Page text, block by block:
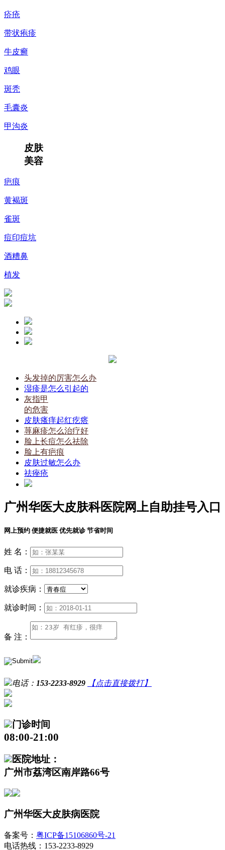
疥疮
带状疱疹
牛皮癣
鸡眼
斑秃
毛囊炎
甲沟炎
皮肤
美容
疤痕
黄褐斑
雀斑
痘印痘坑
酒糟鼻
植发
头发掉的厉害怎么办
湿疹是怎么引起的
灰指甲
的危害
皮肤瘙痒起红疙瘩
荨麻疹怎么治疗好
脸上长痘怎么祛除
脸上有疤痕
皮肤过敏怎么办
祛痤疮
广州华医大皮肤科医院网上自助挂号入口
网上预约 便捷就医 优先就诊 节省时间
姓 名：
电 话：
就诊疾病：
就诊时间：
备 注：
电话： 153-2233-8929 【点击直接拨打】
门诊时间
08:00-21:00
医院地址：
广州市荔湾区南岸路66号
广州华医大皮肤病医院
备案号： 粤ICP备15106860号-21
电话热线：153-2233-8929